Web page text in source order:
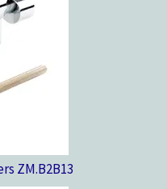
ZM.B2B13